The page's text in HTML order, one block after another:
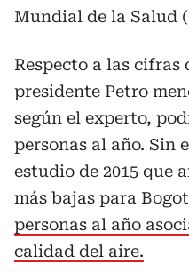
Mundial de la Salud
Respecto a las cifras
presidente Petro
según el experto,
personas al año. Sin
estudio de 2015 que
más bajas para
personas al año
calidad del aire.